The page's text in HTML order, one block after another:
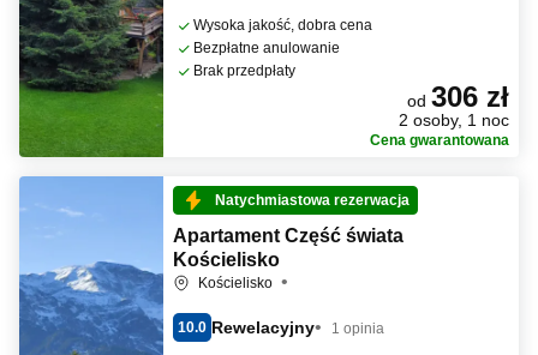
Wysoka jakość, dobra cena
Bezpłatne anulowanie
Brak przedpłaty
od 306 zł
2 osoby, 1 noc
Cena gwarantowana
Natychmiastowa rezerwacja
Apartament Część świata
Kościelisko
Kościelisko
10.0 Rewelacyjny 1 opinia